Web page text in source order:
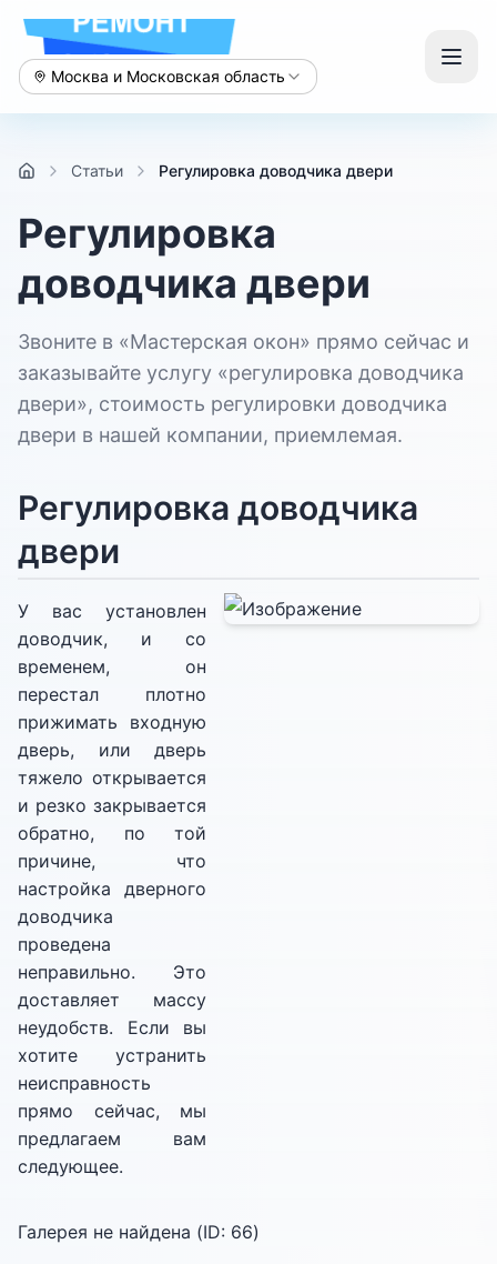
Москва и Московская область
Статьи Регулировка доводчика двери
Регулировка
доводчика двери
Звоните в «Мастерская окон» прямо сейчас и
заказывайте услугу «регулировка доводчика
двери», стоимость регулировки доводчика
двери в нашей компании, приемлемая.
Регулировка доводчика
двери
У вас установлен
доводчик, и со
временем, он
перестал плотно
прижимать входную
дверь, или дверь
тяжело открывается
и резко закрывается
обратно, по той
причине, что
настройка дверного
доводчика
проведена
неправильно. Это
доставляет массу
неудобств. Если вы
хотите устранить
неисправность
прямо сейчас, мы
предлагаем вам
следующее.
Галерея не найдена (ID: 66)